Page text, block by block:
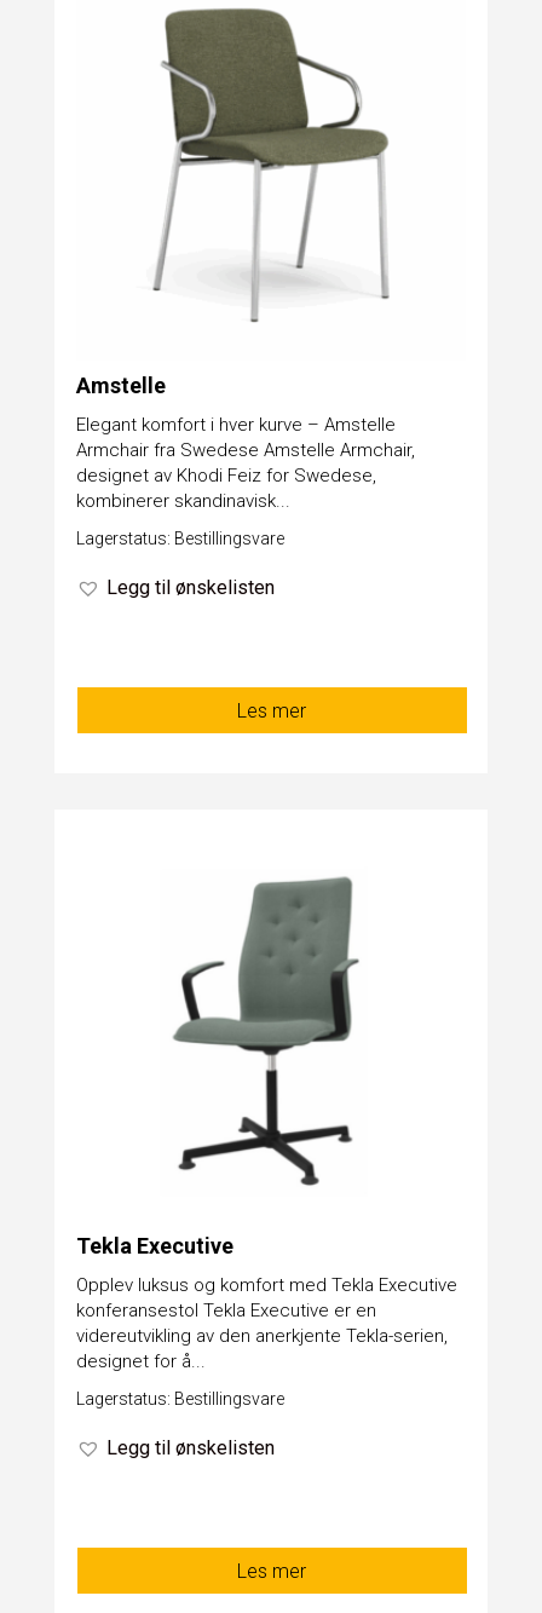
Amstelle
Elegant komfort i hver kurve – Amstelle
Armchair fra Swedese Amstelle Armchair,
designet av Khodi Feiz for Swedese,
kombinerer skandinavisk...
Lagerstatus: Bestillingsvare
Legg til ønskelisten
Les mer
Tekla Executive
Opplev luksus og komfort med Tekla Executive
konferansestol Tekla Executive er en
videreutvikling av den anerkjente Tekla-serien,
designet for å...
Lagerstatus: Bestillingsvare
Legg til ønskelisten
Les mer